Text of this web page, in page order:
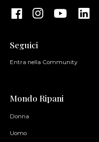
Seguici
Entra nella Community
Mondo Ripani
Donna
Uomo